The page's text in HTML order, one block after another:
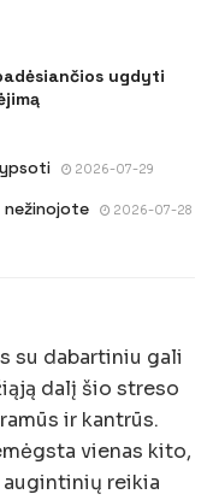
ugdyti
2026-07-29
nežinojote 2026-07-28
su dabartiniu gali
dalį šio streso
ir kantrūs.
vienas kito,
reikia